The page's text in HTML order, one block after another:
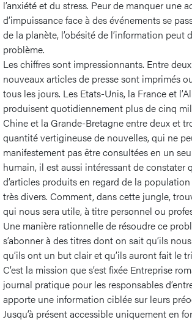
l’anxiété et du stress. Peur de manquer une
d’impuissance face à des événements se
de la planète, l’obésité de l’information peut
problème.
Les chiffres sont impressionnants. Entre
nouveaux articles de presse sont imprimés
tous les jours. Les Etats-Unis, la France et
produisent quotidiennement plus de cinq
Chine et la Grande-Bretagne entre deux et
quantité vertigineuse de nouvelles, qui ne
manifestement pas être consultées en un
humain, il est aussi intéressant de constater
d’articles produits en regard de la
très divers. Comment, dans cette jungle,
qui nous sera utile, à titre personnel ou
Une manière rationnelle de résoudre ce
s’abonner à des titres dont on sait qu’ils
qu’ils ont un but clair et qu’ils auront fait le
C’est la mission que s’est fixée Entreprise
journal pratique pour les responsables
apporte une information ciblée sur leurs
Jusqu’à présent accessible uniquement en